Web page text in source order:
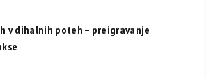
v dihalnih poteh – preigravanje